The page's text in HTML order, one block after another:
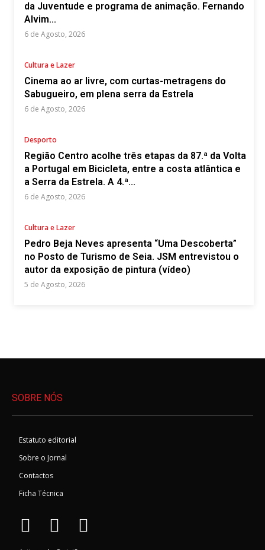
da Juventude e programa de animação. Fernando
Alvim...
6 de Agosto, 2026
Cultura e Lazer
Cinema ao ar livre, com curtas-metragens do
Sabugueiro, em plena serra da Estrela
6 de Agosto, 2026
Desporto
Região Centro acolhe três etapas da 87.ª da Volta
a Portugal em Bicicleta, entre a costa atlântica e
a Serra da Estrela. A 4.ª...
6 de Agosto, 2026
Cultura e Lazer
Pedro Beja Neves apresenta “Uma Descoberta”
no Posto de Turismo de Seia. JSM entrevistou o
autor da exposição de pintura (vídeo)
5 de Agosto, 2026
SOBRE NÓS
Estatuto editorial
Sobre o Jornal
Contactos
Ficha Técnica